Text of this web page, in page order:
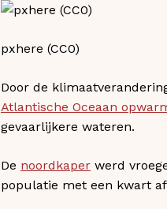
pxhere (CC0)
Door de
Atlantische Oceaan
gevaarlijkere wateren.
De noordkaper werd
populatie met een kwart